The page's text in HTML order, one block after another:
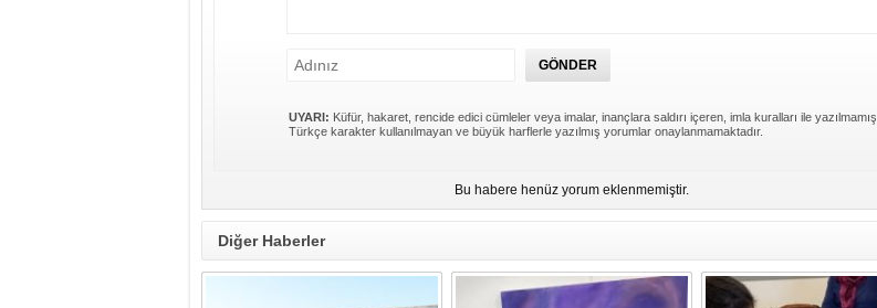
UYARI: Küfür, hakaret, rencide edici cümleler veya imalar, inançlara saldırı içeren, imla kuralları ile yazılmamış,
Türkçe karakter kullanılmayan ve büyük harflerle yazılmış yorumlar onaylanmamaktadır.
Bu habere henüz yorum eklenmemiştir.
Diğer Haberler